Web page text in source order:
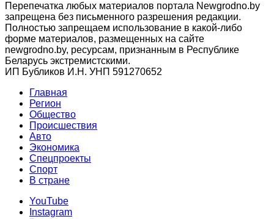
Перепечатка любых материалов портала Newgrodno.by
запрещена без письменного разрешения редакции.
Полностью запрещаем использование в какой-либо
форме материалов, размещенных на сайте
newgrodno.by, ресурсам, признанным в Республике
Беларусь экстремистскими.
ИП Бубликов И.Н. УНП 591270652
Главная
Регион
Общество
Происшествия
Авто
Экономика
Спецпроекты
Cпорт
В стране
YouTube
Instagram